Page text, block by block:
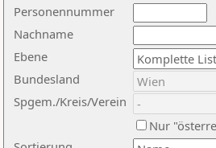
Nachname
Ebene
Personennummer
Bundesland
Spgem./Kreis/Verein
Nur